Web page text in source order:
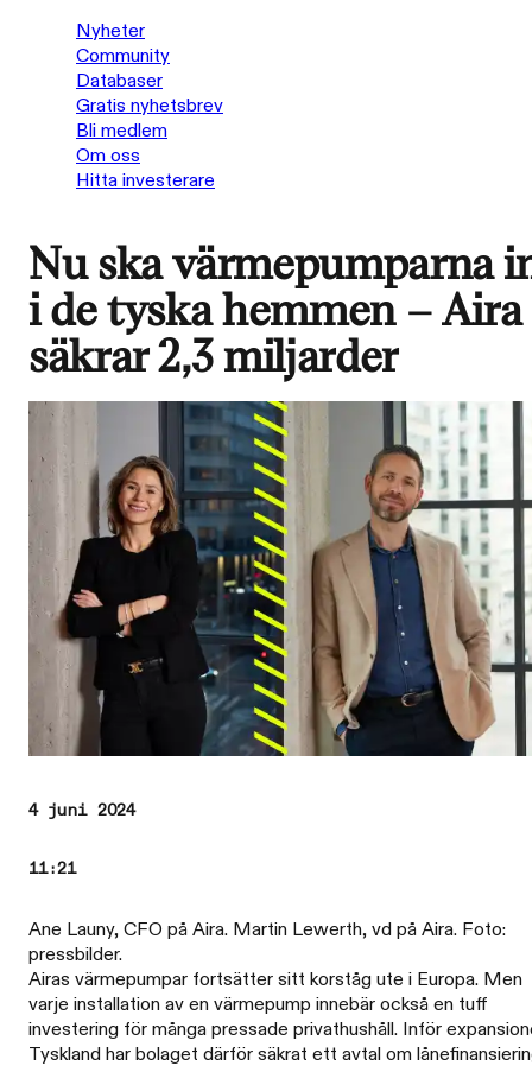
Nyheter
Community
Databaser
Gratis nyhetsbrev
Bli medlem
Om oss
Hitta investerare
Nu ska värmepumparna
i de tyska hemmen − Aira
säkrar 2,3 miljarder
4 juni 2024
11:21
Ane Launy, CFO på Aira. Martin Lewerth, vd på Aira. Foto:
pressbilder.
Airas värmepumpar fortsätter sitt korståg ute i Europa. Men
varje installation av en värmepump innebär också en tuff
investering för många pressade privathushåll. Inför
Tyskland har bolaget därför säkrat ett avtal om